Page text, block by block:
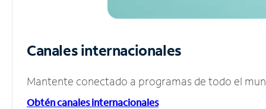
Canales internacionales
Mantente conectado a programas de todo el
Obtén canales internacionales